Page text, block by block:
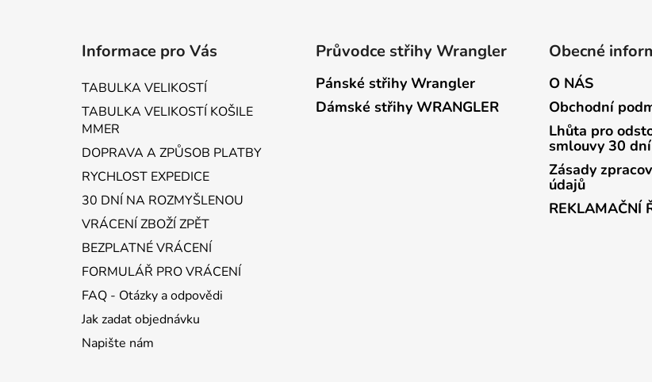
Informace pro Vás
TABULKA VELIKOSTÍ
TABULKA VELIKOSTÍ KOŠILE
MMER
DOPRAVA A ZPŮSOB PLATBY
RYCHLOST EXPEDICE
30 DNÍ NA ROZMYŠLENOU
VRÁCENÍ ZBOŽÍ ZPĚT
BEZPLATNÉ VRÁCENÍ
FORMULÁŘ PRO VRÁCENÍ
FAQ - Otázky a odpovědi
Jak zadat objednávku
Napište nám
Průvodce střihy Wrangler
Pánské střihy Wrangler
Dámské střihy WRANGLER
Obecné
O NÁS
Obchodní
Lhůta pro
smlouvy 30 dní
Zásady
údajů
REKLAMAČNÍ